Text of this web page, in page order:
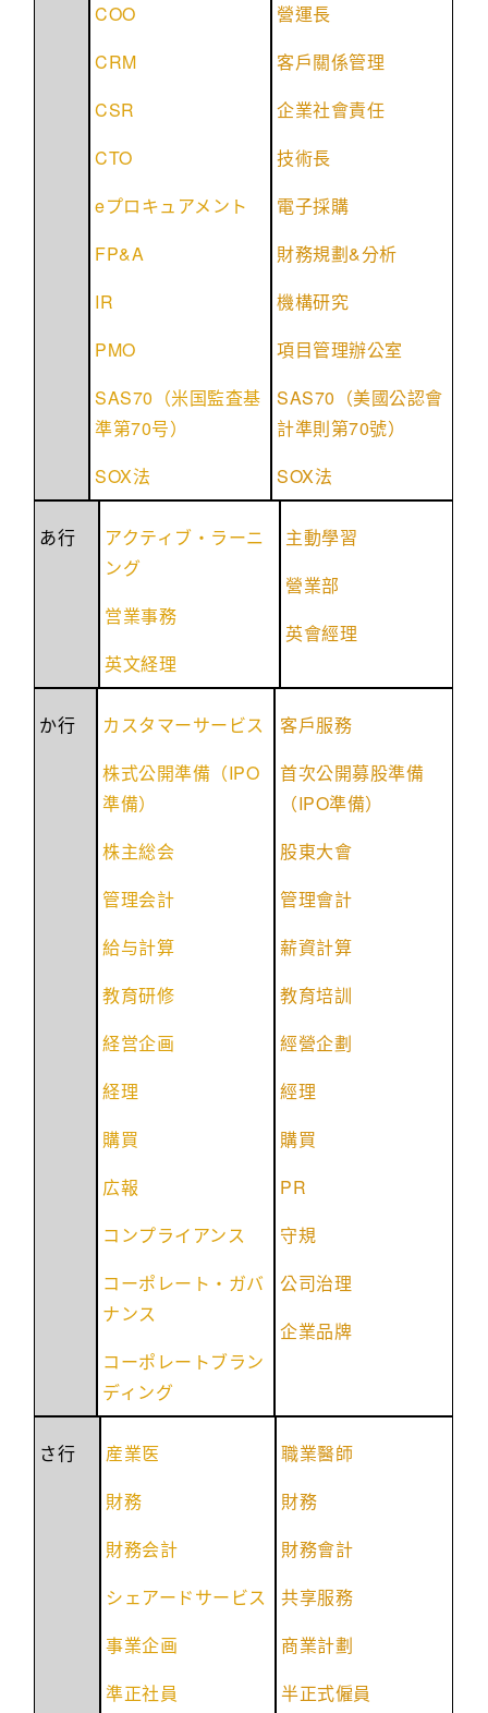
COO
CRM
CSR
CTO
eプロキュアメント
FP&A
IR
PMO
SAS70
（米国監査基
準第70号）
SOX法
營運長
客戶關係管理
企業社會責任
技術長
電子採購
財務規劃&分析
機構研究
項目管理辦公室
SAS70
（美國公認會
計準則第70號）
SOX法
あ行
アクティブ・ラーニ
ング
営業事務
英文経理
主動學習
營業部
英會經理
か行 カスタマーサービス
株式公開準備（IPO
準備）
株主総会
管理会計
給与計算
教育研修
経営企画
経理
購買
広報
コンプライアンス
コーポレート・ガバ
ナンス
コーポレートブラン
ディング
客戶服務
首次公開募股準備
（IPO準備）
股東大會
管理會計
薪資計算
教育培訓
經營企劃
經理
購買
PR
守規
公司治理
企業品牌
さ行 産業医
財務
財務会計
シェアードサービス
事業企画
準正社員
職業醫師
財務
財務會計
共享服務
商業計劃
半正式僱員